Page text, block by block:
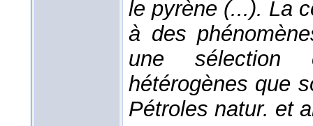
le pyrène (...). La
à des
une sélection
hétérogènes que
Pétroles natur. et